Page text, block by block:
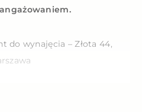
do wynajęcia – Złota 44,